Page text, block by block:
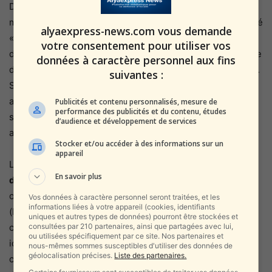
Du côté israélien, la réaction ne s’est pas fait attendre. Le
ministère des Affaires étrangères à Jérusalem a condamné
« une attaque antisémite violente et coordonnée contre
des jeunes juifs pacifiques », exhortant Ottawa à « prendre
des mesures concrètes pour protéger ses citoyens juifs ».
Selon un diplomate israélien en poste au Canada, « les
ambassades israéliennes reçoivent chaque semaine des
signalements d’étudiants agressés ou ostracisés pour
avoir affiché leur soutien à Israël ».
L’incident de Toronto illustre un phénomène global : la
démonisation d’Israël
occidental. Des groupes se réclamant du mouvement BDS
(Boycott, Désinvestissement, Sanctions) ont investi les
campus, transformant le discours antisioniste en véritable
idéologie de la haine. « Aujourd’hui, être pro-Israël sur un
campus nord-américain, c’est risquer sa sécurité »,
alyaexpress-news.com vous demande
votre consentement pour utiliser vos
données à caractère personnel aux fins
suivantes :
Publicités et contenu personnalisés, mesure de
performance des publicités et du contenu, études
d’audience et développement de services
Stocker et/ou accéder à des informations sur un
appareil
En savoir plus
Vos données à caractère personnel seront traitées, et les
informations liées à votre appareil (cookies, identifiants
uniques et autres types de données) pourront être stockées et
consultées par 210 partenaires, ainsi que partagées avec lui,
ou utilisées spécifiquement par ce site. Nos partenaires et
nous-mêmes sommes susceptibles d'utiliser des données de
géolocalisation précises. Liste des partenaires.